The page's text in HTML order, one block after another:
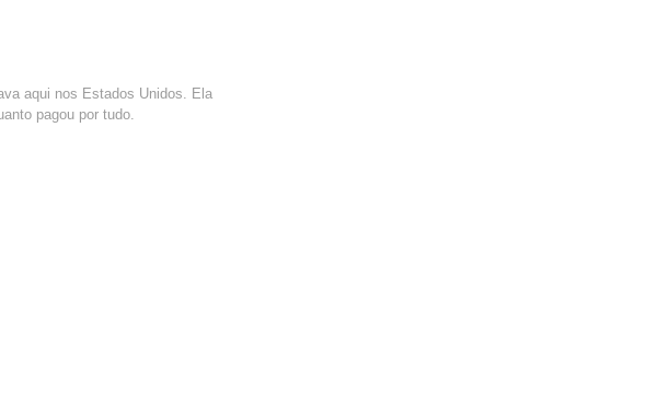
aqui nos Estados Unidos. Ela
pagou por tudo.